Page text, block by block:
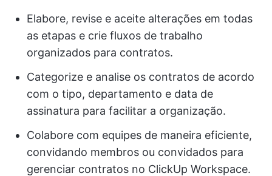
Elabore, revise e aceite alterações em todas
as etapas e crie fluxos de trabalho
organizados para contratos.
Categorize e analise os contratos de acordo
com o tipo, departamento e data de
assinatura para facilitar a organização.
Colabore com equipes de maneira eficiente,
convidando membros ou convidados para
gerenciar contratos no ClickUp Workspace.